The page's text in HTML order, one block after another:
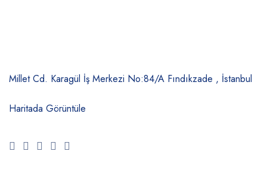
Millet Cd. Karagül İş Merkezi No:84/A Fındıkzade , İstanbul
Haritada Görüntüle